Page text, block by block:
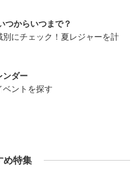
つからいつまで？
にチェック！夏レジャーを計
ンダー
ベントを探す
め特集